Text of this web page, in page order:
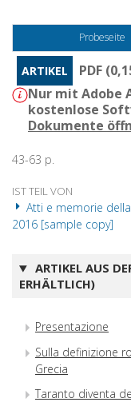
Probeseite
ARTIKEL
PDF
Nur mit Adobe
kostenlose
Dokumente
43-63 p.
IST TEIL VON
Atti e memorie
2016 [sample copy]
ARTIKEL AUS
ERHÄLTLICH)
Presentazione
Sulla definizione
Grecia
Taranto diventa